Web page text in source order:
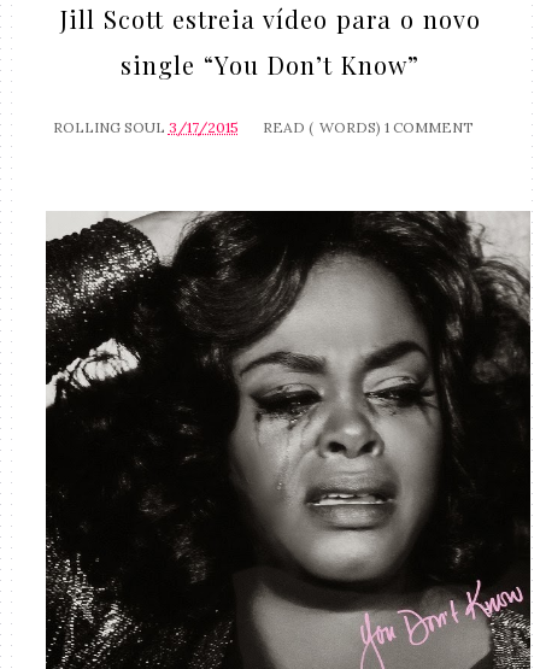
Jill Scott estreia vídeo para o novo
single “You Don’t Know”
ROLLING SOUL 3/17/2015 READ ( WORDS) 1 COMMENT